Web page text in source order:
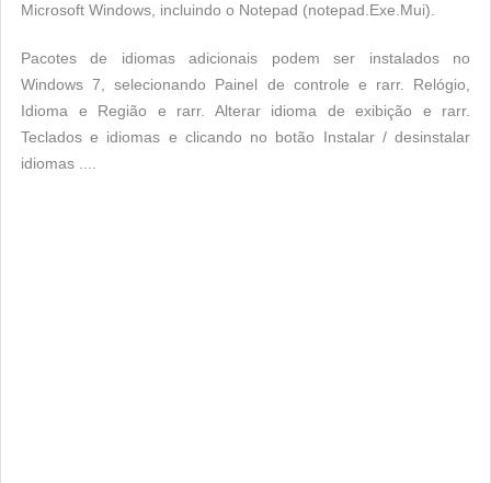
Microsoft Windows, incluindo o Notepad (notepad.Exe.Mui).
Pacotes de idiomas adicionais podem ser instalados no
Windows 7, selecionando Painel de controle e rarr. Relógio,
Idioma e Região e rarr. Alterar idioma de exibição e rarr.
Teclados e idiomas e clicando no botão Instalar / desinstalar
idiomas ....